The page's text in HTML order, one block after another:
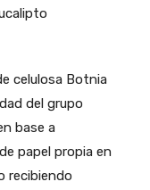
celulosa Botnia
del grupo
base a
papel propia en
recibiendo